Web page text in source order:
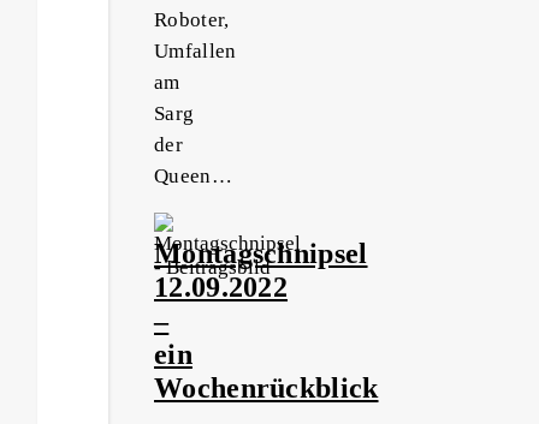
Roboter,
Umfallen
am
Sarg
der
Queen…
Montagschnipsel
12.09.2022
–
ein
Wochenrückblick